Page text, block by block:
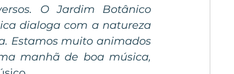
O Jardim Botânico
dialoga com a natureza
Estamos muito animados
manhã de boa música,